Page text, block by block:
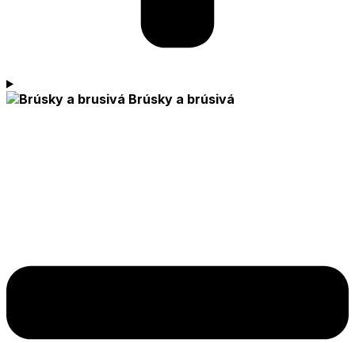
Brúsky a brúsivá